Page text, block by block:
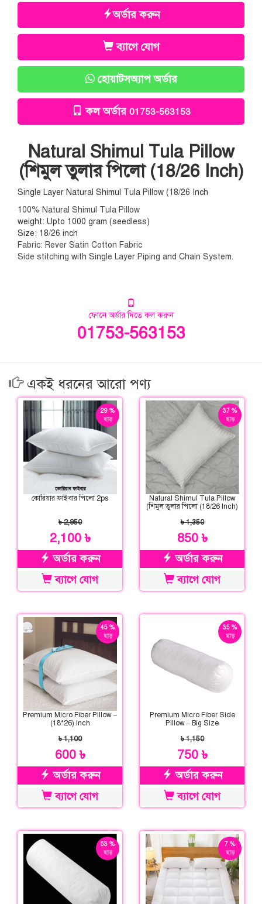
অর্ডার করুন
ব্যাগে যোগ
হোয়াটসঅ্যাপ অর্ডার
কল অর্ডার 01753-563153
Natural Shimul Tula Pillow
(শিমুল তুলার পিলো (18/26 Inch)
Single Layer Natural Shimul Tula Pillow (18/26 Inch
100% Natural Shimul Tula Pillow
weight: Upto 1000 gram (seedless)
Size: 18/26 inch
Fabric: Rever Satin Cotton Fabric
Side stitching with Single Layer Piping and Chain System.
ফোনে অর্ডার দিতে কল করুন
01753-563153
একই ধরনের আরো পণ্য
29 %
ছাড়
কোরিয়ার ফাইবার পিলো 2ps
৳ 2,950
2,100 ৳
অর্ডার করুন
ব্যাগে যোগ
37 %
ছাড়
Natural Shimul Tula Pillow
(শিমুল তুলার পিলো (18/26 Inch)
৳ 1,350
850 ৳
অর্ডার করুন
ব্যাগে যোগ
45 %
ছাড়
Premium Micro Fiber Pillow –
(18*26) Inch
৳ 1,100
600 ৳
অর্ডার করুন
ব্যাগে যোগ
35 %
ছাড়
Premium Micro Fiber Side
Pillow – Big Size
৳ 1,150
750 ৳
অর্ডার করুন
ব্যাগে যোগ
53 %
ছাড়
7 %
ছাড়